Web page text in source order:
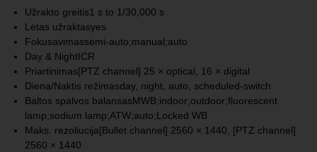
Užrakto greitis1 s to 1/30,000 s
Lėtas užraktasyes
Fokusavimassemi-auto;manual;auto
Day & NightICR
Priartinimas[PTZ channel] 25 × optical, 16 × digital
Diena/Naktis režimasday, night, auto, scheduled-switch
Baltos spalvos balansasMWB;indoor;outdoor;fluorescent
lamp;sodium lamp;ATW;auto;Locked WB
Maks. rezoliucija[Bullet channel] 2560 × 1440, [PTZ channel]
2560 × 1440